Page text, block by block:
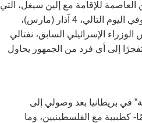
للإقامة مع إلين سيغل، التي
كانت قد عملت أيضًا في “مستشفى غزة” في مخيم شاتيلا للاجئين وشهدت المجزرة التي جرت هناك. وفي اليوم التالي، 4 آذار (مارس)،
الإسرائيلي السابق، نفتالي
إنه سيرسل جهازًا متفجرًا إلى أي فرد من الجمهور يحاول
بريطانيا بعد وصولي إلى
كطبيبة مع الفلسطينيين، وما